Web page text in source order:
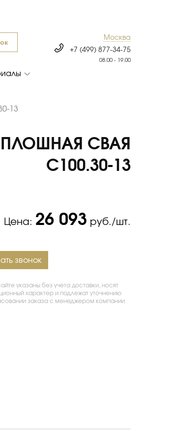
Москва
+7 (499) 877-34-75
08.00 - 19.00
13
СВАЯ
С100.30-13
Цена: 26 093 руб./шт.
звонок
указаны без учета доставки, носят
характер и подлежат уточнению
заказа с менеджером компании